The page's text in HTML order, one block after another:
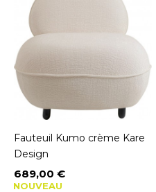
Fauteuil Kumo crème Kare
Design
Prix
689,00 €
NOUVEAU